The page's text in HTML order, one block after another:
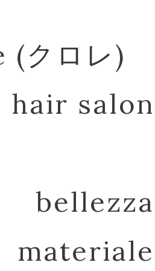
(クロレ)
hair salon
bellezza
materiale